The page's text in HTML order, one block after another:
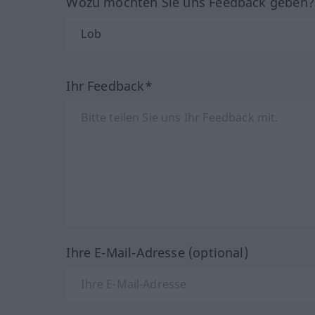
Ihr Feedback*
Ihre E-Mail-Adresse (optional)